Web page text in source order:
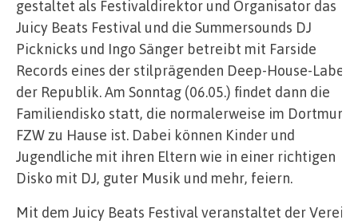
gestaltet als Festivaldirektor und Organisator das
Juicy Beats Festival und die Summersounds DJ
Picknicks und Ingo Sänger betreibt mit Farside
Records eines der stilprägenden Deep-House-Labels
der Republik. Am Sonntag (06.05.) findet dann die
Familiendisko statt, die normalerweise im
FZW zu Hause ist. Dabei können Kinder und
Jugendliche mit ihren Eltern wie in einer richtigen
Disko mit DJ, guter Musik und mehr, feiern.
Mit dem Juicy Beats Festival veranstaltet der Verein